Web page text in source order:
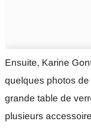
Ensuite, Karine
quelques photos
grande table de
plusieurs